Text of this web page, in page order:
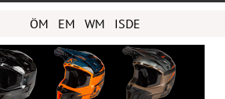
ÖM EM WM ISDE